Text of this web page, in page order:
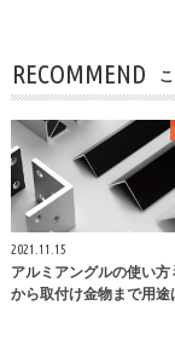
RECOMMEND
2021.11.15
アルミアングルの使い方
から取付け金物まで用途